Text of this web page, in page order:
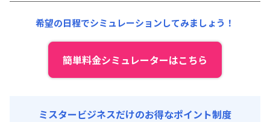
初期費用
除菌消臭代 : 16,000円/回 (税抜)
入居者携行品補償 : 909円/回 (税抜)
希望の日程でシミュレーションしてみましょう！
簡単料金シミュレーターはこちら
ミスタービジネスだけのお得なポイント制度